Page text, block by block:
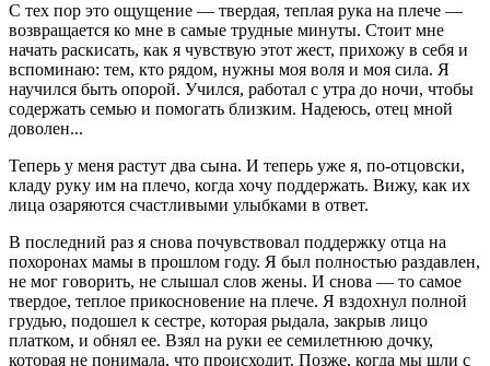
С тех пор это ощущение — твердая, теплая рука на плече —
возвращается ко мне в самые трудные минуты. Стоит мне
начать раскисать, как я чувствую этот жест, прихожу в себя и
вспоминаю: тем, кто рядом, нужны моя воля и моя сила. Я
научился быть опорой. Учился, работал с утра до ночи, чтобы
содержать семью и помогать близким. Надеюсь, отец мной
доволен...
Теперь у меня растут два сына. И теперь уже я, по-отцовски,
кладу руку им на плечо, когда хочу поддержать. Вижу, как их
лица озаряются счастливыми улыбками в ответ.
В последний раз я снова почувствовал поддержку отца на
похоронах мамы в прошлом году. Я был полностью раздавлен,
не мог говорить, не слышал слов жены. И снова — то самое
твердое, теплое прикосновение на плече. Я вздохнул полной
грудью, подошел к сестре, которая рыдала, закрыв лицо
платком, и обнял ее. Взял на руки ее семилетнюю дочку,
которая не понимала, что происходит. Позже, когда мы шли с